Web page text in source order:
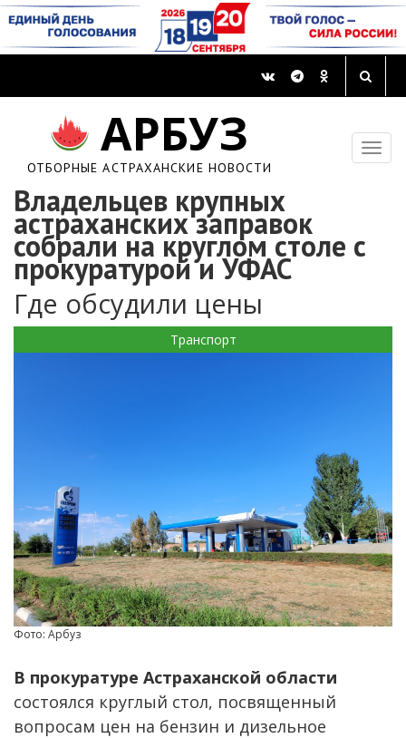
АРБУЗ
ОТБОРНЫЕ АСТРАХАНСКИЕ НОВОСТИ
Владельцев крупных
астраханских заправок
собрали на круглом столе с
прокуратурой и УФАС
Где обсудили цены
Транспорт
Фото: Арбуз
В прокуратуре Астраханской области
состоялся круглый стол, посвященный
вопросам цен на бензин и дизельное